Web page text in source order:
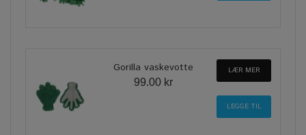
Gorilla vaskevotte
99.00 kr
LÆR MER